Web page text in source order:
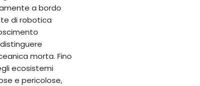
a bordo
di robotica
morta. Fino
ecosistemi
e pericolose,